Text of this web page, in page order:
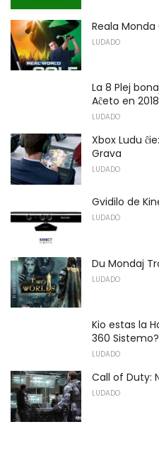
Reala
LUDADO
La 8 Plej
Aĉeto en 2018
LUDADO
Xbox Ludu
Grava
LUDADO
Gvidilo de
LUDADO
Du Mondaj
LUDADO
Kio estas la
360 Sistemo?
LUDADO
Call of Duty:
LUDADO